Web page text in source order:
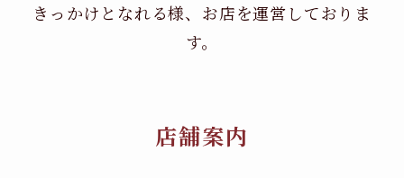
きっかけとなれる様、お店を運営しておりま
す。
店舗案内